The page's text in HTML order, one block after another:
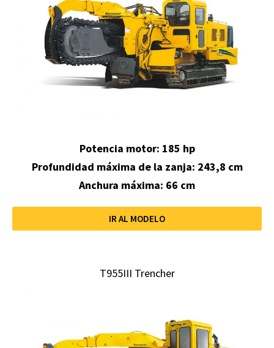
Potencia motor: 185 hp
Profundidad máxima de la zanja: 243,8 cm
Anchura máxima: 66 cm
IR AL MODELO
T955III Trencher